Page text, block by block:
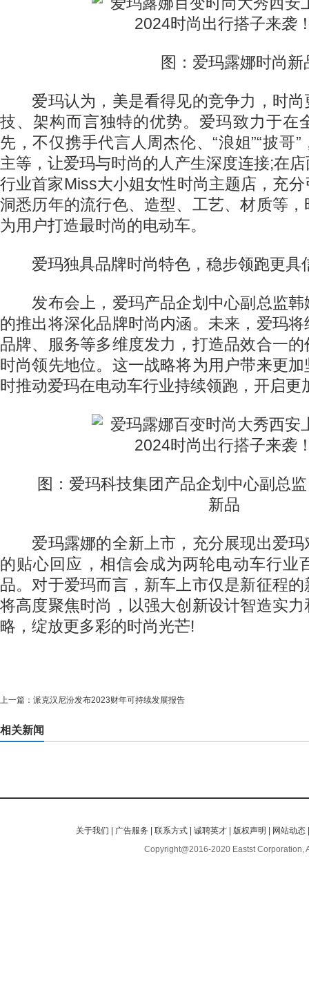
图：爱玛露娜时尚新
爱玛认为，美是看得见的竞争力，时尚
技、架构而言独特的优势。爱玛致力于在
先，不仅携手代言人周杰伦、“浪姐”“披哥
主等，让爱玛与时尚的人产生深度连接;在
行业首家Miss大小姐女性时尚主题店，充
洞悉历年的流行色、造型、工艺、材质等
为用户打造最时尚的电动车。
爱玛独具品牌时尚特色，稳步领跑更具
发布会上，爱玛产品企划中心副总监韩
的推出将深化品牌时尚内涵。未来，爱玛
品牌、服务等多维度发力，打造品效合一
时尚领先地位。这一战略将为用户带来更
时推动爱玛在电动车行业持续领跑，开启更
图：爱玛科技集团产品企划中心副总监
新品
爱玛露娜的全新上市，充分展现出爱玛
的贴心回应，相信会成为两轮电动车行业
品。对于爱玛而言，新车上市仅是新征程
将高度聚焦时尚，以强大创新设计智造实
略，绽放更多彩的时尚光芒!
上一篇： 派克汉尼汾发布2023财年可持续发展报告
相关新闻
关于我们 广告服务 联系方式 诚聘英才 版权声明 网站动态
Copyright@2016-2020 Eastst Corporation,